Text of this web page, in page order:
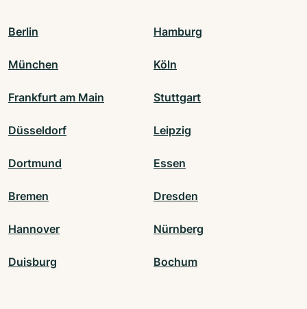
Berlin Hamburg
München Köln
Frankfurt am Main Stuttgart
Düsseldorf Leipzig
Dortmund Essen
Bremen Dresden
Hannover Nürnberg
Duisburg Bochum